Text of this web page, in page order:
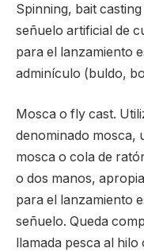
Spinning, bait
señuelo artificial de
para el lanzamiento
adminículo (buldo,
Mosca o fly cast.
denominado mosca,
mosca o cola de
o dos manos,
para el lanzamiento
señuelo. Queda
llamada pesca al